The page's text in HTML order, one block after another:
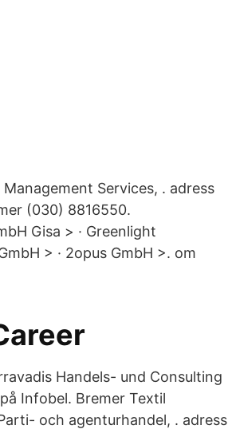
Services, . adress
(030) 8816550.
Gisa > · Greenlight
> · 2opus GmbH >. om
Handels- und Consulting
Infobel. Bremer Textil
och agenturhandel, . adress